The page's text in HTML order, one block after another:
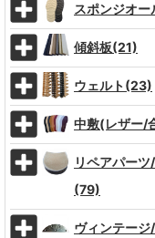
スポンジオ
傾斜板(21)
ウェルト(23)
中敷(レザー/
リペアパー
(79)
ヴィンテー